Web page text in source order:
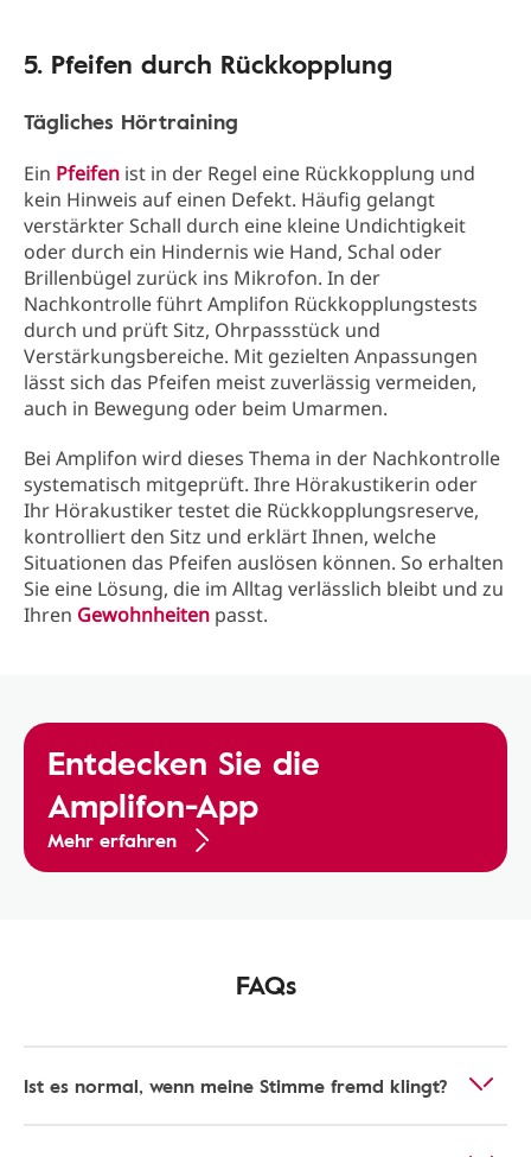
5. Pfeifen durch Rückkopplung
Tägliches Hörtraining
Ein Pfeifen ist in der Regel eine Rückkopplung und
kein Hinweis auf einen Defekt. Häufig gelangt
verstärkter Schall durch eine kleine Undichtigkeit
oder durch ein Hindernis wie Hand, Schal oder
Brillenbügel zurück ins Mikrofon. In der
Nachkontrolle führt Amplifon Rückkopplungstests
durch und prüft Sitz, Ohrpassstück und
Verstärkungsbereiche. Mit gezielten Anpassungen
lässt sich das Pfeifen meist zuverlässig vermeiden,
auch in Bewegung oder beim Umarmen.
Bei Amplifon wird dieses Thema in der Nachkontrolle
systematisch mitgeprüft. Ihre Hörakustikerin oder
Ihr Hörakustiker testet die Rückkopplungsreserve,
kontrolliert den Sitz und erklärt Ihnen, welche
Situationen das Pfeifen auslösen können. So erhalten
Sie eine Lösung, die im Alltag verlässlich bleibt und zu
Ihren Gewohnheiten passt.
Entdecken Sie die
Amplifon-App
Mehr erfahren
FAQs
Ist es normal, wenn meine Stimme fremd klingt?